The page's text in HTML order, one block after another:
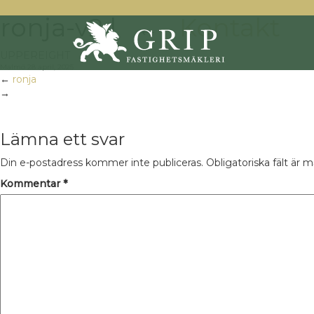
ronja-v2 | ← Kontakt
← ronja
→
Lämna ett svar
Din e-postadress kommer inte publiceras. Obligatoriska fält är
Kommentar*